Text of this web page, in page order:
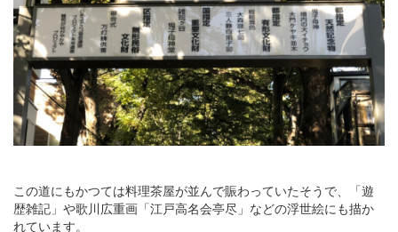
この道にもかつては料理茶屋が並んで賑わっていたそうで、「遊
歴雑記」や歌川広重画「江戸高名会亭尽」などの浮世絵にも描か
れています。